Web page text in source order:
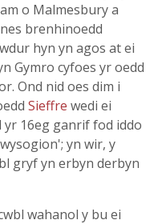
o Malmesbury a
brenhinoedd
hyn yn agos at ei
Gymro cyfoes yr oedd
Ond nid oes dim i
Sieffre wedi ei
yr 16eg ganrif fod iddo
yn wir, y
gryf yn erbyn derbyn
wahanol y bu ei